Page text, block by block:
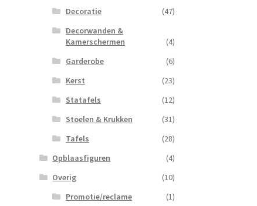
Decoratie
(47)
Decorwanden &
Kamerschermen
(4)
Garderobe
(6)
Kerst
(23)
Statafels
(12)
Stoelen & Krukken
(31)
Tafels
(28)
Opblaasfiguren
(4)
Overig
(10)
Promotie/reclame
(1)